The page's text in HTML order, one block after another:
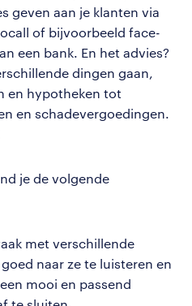
geven aan je klanten via
of bijvoorbeeld face-
een bank. En het advies?
dingen gaan,
en hypotheken tot
en schadevergoedingen.
je de volgende
met verschillende
naar ze te luisteren en
mooi en passend